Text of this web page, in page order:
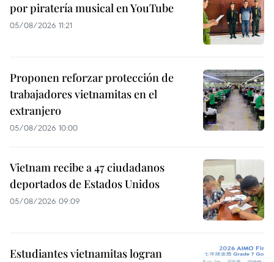
por piratería musical en YouTube
05/08/2026 11:21
Proponen reforzar protección de
trabajadores vietnamitas en el
extranjero
05/08/2026 10:00
Vietnam recibe a 47 ciudadanos
deportados de Estados Unidos
05/08/2026 09:09
Estudiantes vietnamitas logran